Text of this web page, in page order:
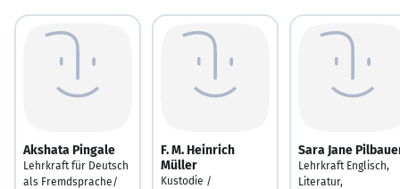
Akshata Pingale
Lehrkraft für Deutsch
als Fremdsprache/
F. M. Heinrich
Müller
Kustodie /
Sara Jane
Lehrkraft Englisch,
Literatur,